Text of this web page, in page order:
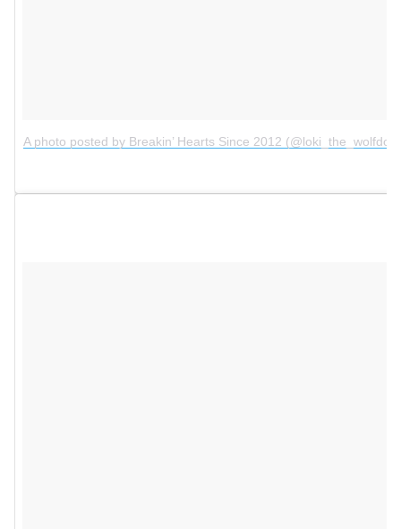
A photo posted by Breakin’ Hearts Since 2012 (@loki_the_wolfdog)